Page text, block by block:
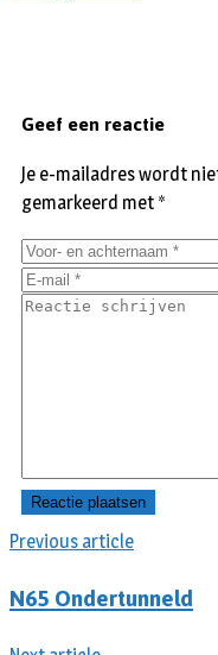
Previous article
N65 Ondertunneld
Geef een reactie
Je e-mailadres wordt
gemarkeerd met *